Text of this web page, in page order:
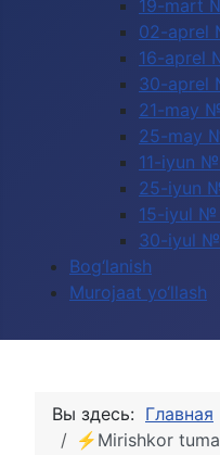
19-mart
02-aprel
16-aprel
30-aprel
21-may
25-may
11-iyun №
25-iyun
15-iyul №
30-iyul №
Bog‘lanish
Murojaat yo‘llash
Вы здесь: Главная
⚡️Mirishkor